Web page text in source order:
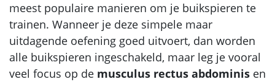
meest populaire manieren om je buikspieren te
trainen. Wanneer je deze simpele maar
uitdagende oefening goed uitvoert, dan worden
alle buikspieren ingeschakeld, maar leg je vooral
veel focus op de musculus rectus abdominis en